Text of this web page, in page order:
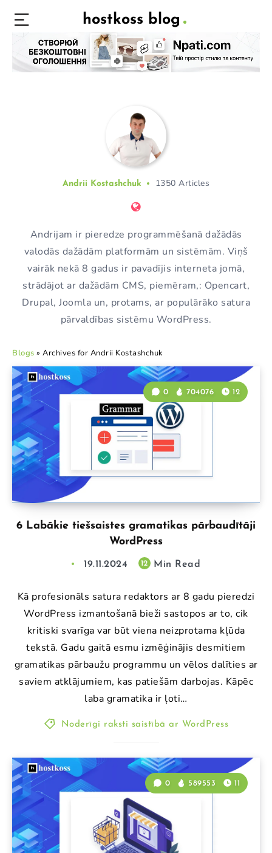
hostkoss blog
Andrii Kostashchuk 1350 Articles
Andrijam ir pieredze programmēšanā dažādās
valodās dažādām platformām un sistēmām. Viņš
vairāk nekā 8 gadus ir pavadījis interneta jomā,
strādājot ar dažādām CMS, piemēram,: Opencart,
Drupal, Joomla un, protams, ar populārāko satura
pārvaldības sistēmu WordPress.
Blogs » Archives for Andrii Kostashchuk
6 Labākie tiešsaistes gramatikas pārbaudītāji
WordPress
0 704076 12
19.11.2024 12 Min Read
Kā profesionāls satura redaktors ar 8 gadu pieredzi
WordPress izmantošanā bieži sastopos ar to, cik
kritiski svarīga var būt viena neizprotama kļūda
tekstā. Gadu gaitā esmu izmēģinājis desmitiem
gramatikas pārbaužu programmu un vēlos dalīties ar
saviem atklājumiem, kas patiešām darbojas. Kāpēc
laba gramatika ir ļoti…
Noderīgi raksti saistībā ar WordPress
0 589553 11